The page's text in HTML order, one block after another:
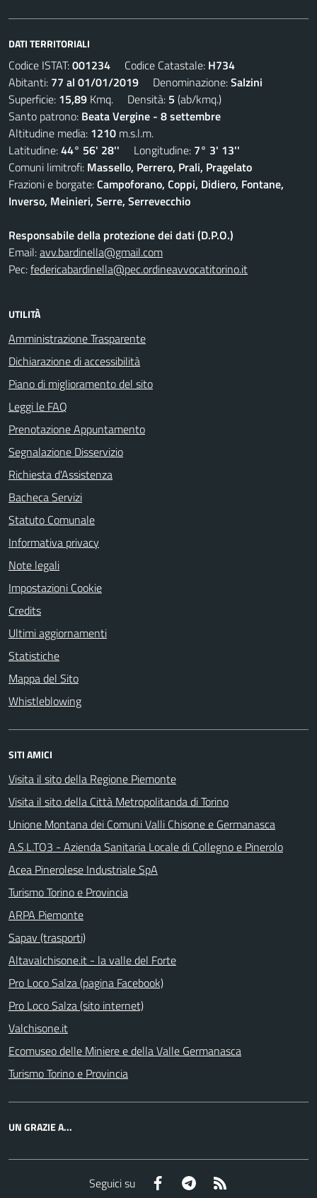
DATI TERRITORIALI
Codice ISTAT:001234 Codice Catastale: H734
Abitanti: 77 al 01/01/2019 Denominazione:Salzini
Superficie: 15,89 Kmq. Densità: 5 (ab/kmq.)
Santo patrono: Beata Vergine - 8 settembre
Altitudine media: 1210 m.s.l.m.
Latitudine:44° 56' 28'' Longitudine: 7° 3' 13''
Comuni limitrofi: Massello, Perrero, Prali, Pragelato
Frazioni e borgate:Campoforano, Coppi, Didiero, Fontane,
Inverso, Meinieri, Serre, Serrevecchio
Responsabile della protezione dei dati (D.P.O.)
Email:avv.bardinella@gmail.com
Pec:federicabardinella@pec.ordineavvocatitorino.it
UTILITÀ
Amministrazione Trasparente
Dichiarazione di accessibilità
Piano di miglioramento del sito
Leggi le FAQ
Prenotazione Appuntamento
Segnalazione Disservizio
Richiesta d'Assistenza
Bacheca Servizi
Statuto Comunale
Informativa privacy
Note legali
Impostazioni Cookie
Credits
Ultimi aggiornamenti
Statistiche
Mappa del Sito
Whistleblowing
SITI AMICI
Visita il sito della Regione Piemonte
Visita il sito della Città Metropolitanda di Torino
Unione Montana dei Comuni Valli Chisone e Germanasca
A.S.L.TO3 - Azienda Sanitaria Locale di Collegno e Pinerolo
Acea Pinerolese Industriale SpA
Turismo Torino e Provincia
ARPA Piemonte
Sapav (trasporti)
Altavalchisone.it - la valle del Forte
Pro Loco Salza (pagina Facebook)
Pro Loco Salza (sito internet)
Valchisone.it
Ecomuseo delle Miniere e della Valle Germanasca
Turismo Torino e Provincia
UN GRAZIE A...
Seguici su Facebook Telegram